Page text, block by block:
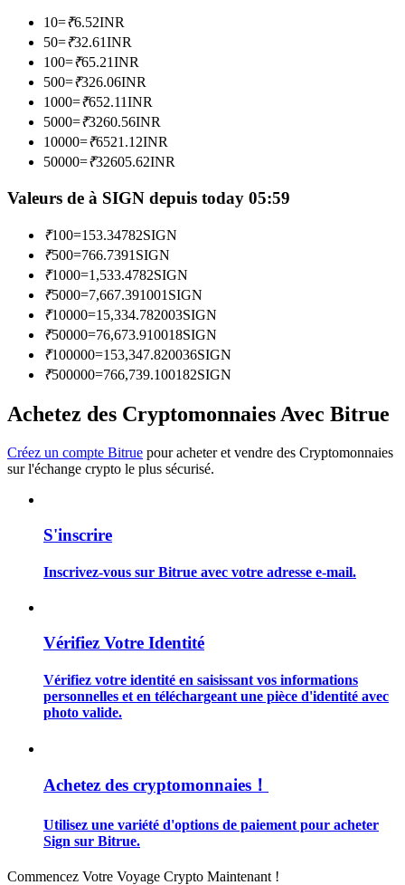
Devenez un trader de copie
Profitez du partage des bénéfices et des commissions de copy
trading
Information
Analyse de mégadonnées, y compris des informations
commerciales, etc.
Guide
Guide de démarrage des contrats à terme
Apprenez à rester rentable
10=₹6.52INR
50=₹32.61INR
100=₹65.21INR
500=₹326.06INR
1000=₹652.11INR
5000=₹3260.56INR
10000=₹6521.12INR
50000=₹32605.62INR
Valeurs de à SIGN depuis today 05:59
₹100=153.34782SIGN
₹500=766.7391 SIGN
₹1000=1,533.4782SIGN
₹5000=7,667.391001 SIGN
₹10000=15,334.782003SIGN
₹50000=76,673.910018SIGN
₹100000=153,347.820036SIGN
₹500000=766,739.100182SIGN
Achetez des Cryptomonnaies Avec Bitrue
Créez un compte Bitrue pour acheter et vendre des Cryptomonnaies
sur l'échange crypto le plus sécurisé.
S'inscrire
Inscrivez-vous sur Bitrue avec votre adresse e-mail.
Vérifiez Votre Identité
Vérifiez votre identité en saisissant vos informations
personnelles et en téléchargeant une pièce d'identité avec
photo valide.
Achetez des cryptomonnaies！
Utilisez une variété d'options de paiement pour acheter
Sign sur Bitrue.
Commencez Votre Voyage Crypto Maintenant !